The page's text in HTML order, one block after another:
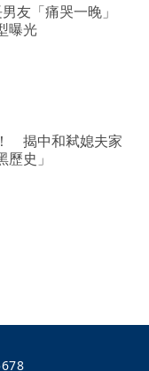
友「痛哭一晚」
曝光
揭中和弒媳夫家
史」